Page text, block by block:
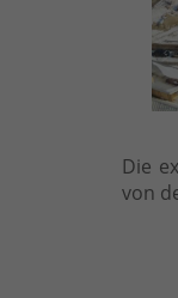
Die
von